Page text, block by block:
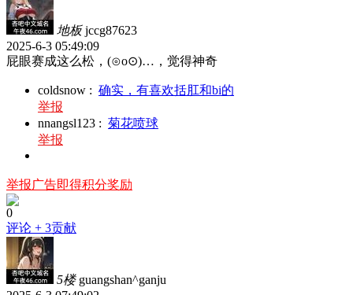
地板 jccg87623
2025-6-3 05:49:09
屁眼赛成这么松，(⊙o⊙)…，觉得神奇
coldsnow : 确实，有喜欢括肛和bi的
举报
nnangsl123 : 菊花喷球
举报
举报广告即得积分奖励
0
评论 + 3贡献
5楼 guangshan^ganju